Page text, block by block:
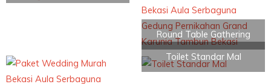
Round Table Gathering
Toilet Standar Mal